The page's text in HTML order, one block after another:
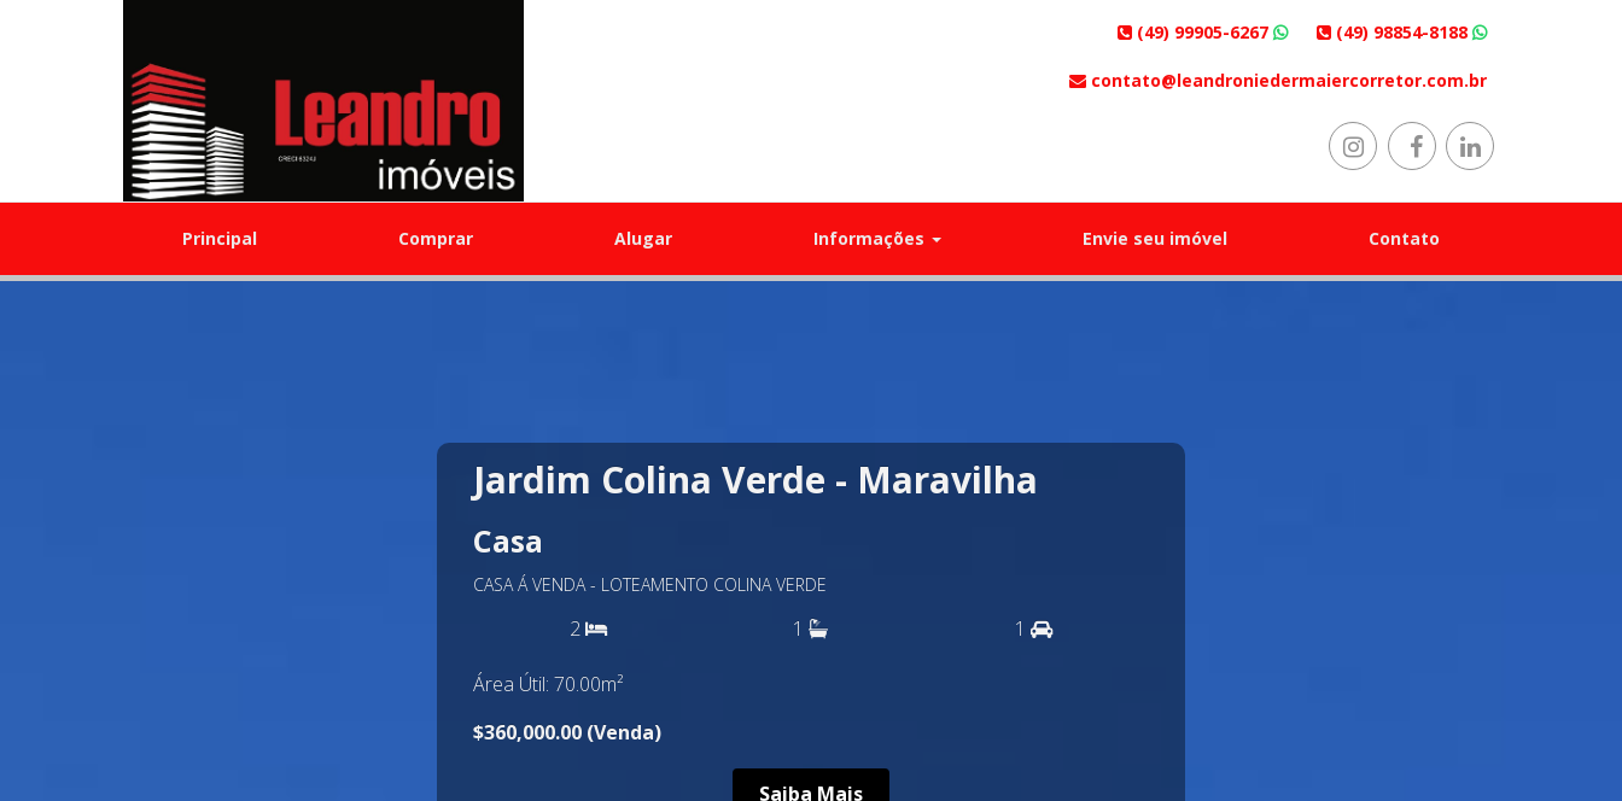
(49) 99905-6267 (49) 98854-8188
contato@leandroniedermaiercorretor.com.br
Principal Comprar Alugar Informações Envie seu imóvel Contato
Jardim América - Maravilha
Casa
CASA Á VENDA
1
2 1
Saiba Mais